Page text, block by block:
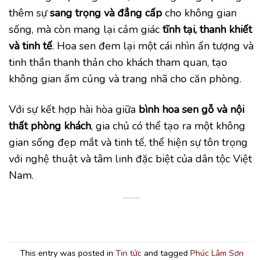
thêm sựsang trọng và đẳng cấp cho không gian
sống, mà còn mang lại cảm giác tĩnh tại, thanh khiết
và tinh tế. Hoa sen đem lại một cái nhìn ấn tượng và
tinh thần thanh thản cho khách tham quan, tạo
không gian ấm cúng và trang nhã cho căn phòng.
Với sự kết hợp hài hòa giữa bình hoa sen gỗ và nội
thất phòng khách, gia chủ có thể tạo ra một không
gian sống đẹp mắt và tinh tế, thể hiện sự tôn trọng
với nghệ thuật và tâm linh đặc biệt của dân tộc Việt
Nam.
This entry was posted in Tin tứcand tagged Phúc Lâm Sơn